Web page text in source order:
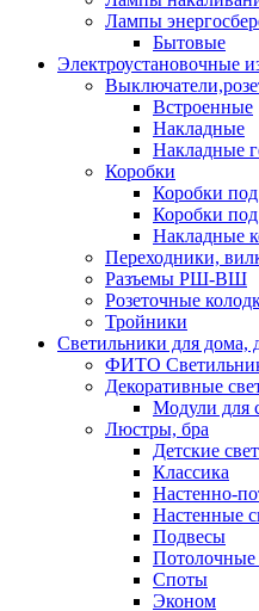
Лампы
Бытовые
Электроустановочные
Встроенные
Накладные
Накладные
Коробки
Коробки под
Коробки
Накладные
Переходники,
Разъемы РШ-ВШ
Розеточные
Тройники
Светильники для дома,
ФИТО
Декоративные
Модули для
Люстры, бра
Детские
Классика
Настенно-
Настенные
Подвесы
Потолочные
Споты
Эконом